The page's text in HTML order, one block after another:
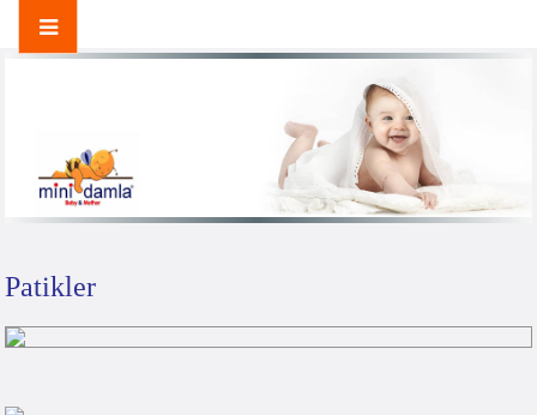
Patikler